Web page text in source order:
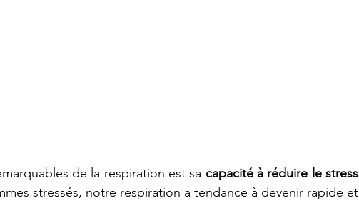
de la respiration est sa capacité à réduire le stress
stressés, notre respiration a tendance à devenir rapide et